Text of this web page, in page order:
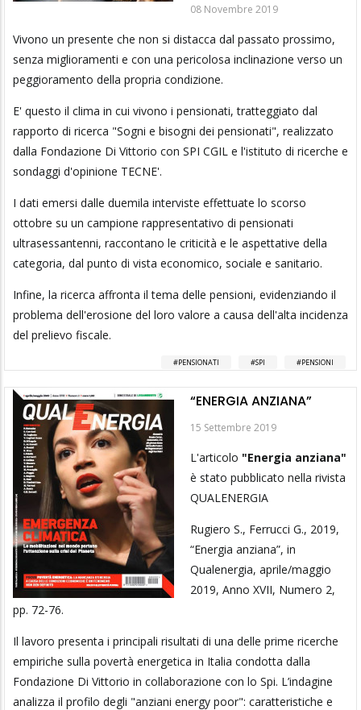
08 Novembre 2019
Vivono un presente che non si distacca dal passato prossimo,
senza miglioramenti e con una pericolosa inclinazione verso un
peggioramento della propria condizione.
E' questo il clima in cui vivono i pensionati, tratteggiato dal
rapporto di ricerca "Sogni e bisogni dei pensionati", realizzato
dalla Fondazione Di Vittorio con SPI CGIL e l'istituto di ricerche e
sondaggi d'opinione TECNE'.
I dati emersi dalle duemila interviste effettuate lo scorso
ottobre su un campione rappresentativo di pensionati
ultrasessantenni, raccontano le criticità e le aspettative della
categoria, dal punto di vista economico, sociale e sanitario.
Infine, la ricerca affronta il tema delle pensioni, evidenziando il
problema dell'erosione del loro valore a causa dell'alta incidenza
del prelievo fiscale.
PENSIONATI SPI PENSIONI
“ENERGIA ANZIANA”
15 Settembre 2019
L'articolo "Energia anziana"
è stato pubblicato nella rivista
QUALENERGIA
Rugiero S., Ferrucci G., 2019,
“Energia anziana”, in
Qualenergia, aprile/maggio
2019, Anno XVII, Numero 2,
pp. 72-76.
Il lavoro presenta i principali risultati di una delle prime ricerche
empiriche sulla povertà energetica in Italia condotta dalla
Fondazione Di Vittorio in collaborazione con lo Spi. L’indagine
analizza il profilo degli "anziani energy poor": caratteristiche e